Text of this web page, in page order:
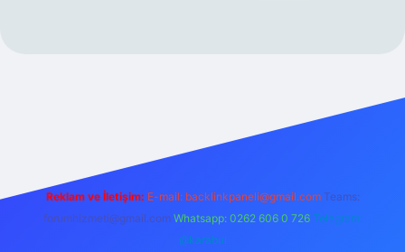
Reklam ve İletişim: E-mail: backlinkpaneli@gmail.com Teams:
forumhizmeti@gmail.com Whatsapp: 0262 606 0 726 Telegram:
@karabul